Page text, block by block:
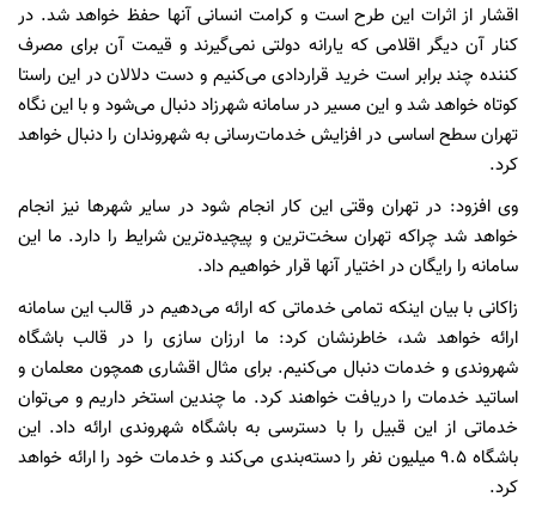
اقشار از اثرات این طرح است و کرامت انسانی آنها حفظ خواهد شد. در
کنار آن دیگر اقلامی که یارانه دولتی نمی‌گیرند و قیمت آن برای مصرف
کننده چند برابر است خرید قراردادی می‌کنیم و دست دلالان در این راستا
کوتاه خواهد شد و این مسیر در سامانه شهرزاد دنبال می‌شود و با این نگاه
تهران سطح اساسی در افزایش خدمات‌رسانی به شهروندان را دنبال خواهد
کرد.
وی افزود: در تهران وقتی این کار انجام شود در سایر شهرها نیز انجام
خواهد شد چراکه تهران سخت‌ترین و پیچیده‌ترین شرایط را دارد. ما این
سامانه را رایگان در اختیار آنها قرار خواهیم داد.
زاکانی با بیان اینکه تمامی خدماتی که ارائه می‌دهیم در قالب این سامانه
ارائه خواهد شد، خاطرنشان کرد: ما ارزان سازی را در قالب باشگاه
شهروندی و خدمات دنبال می‌کنیم. برای مثال اقشاری همچون معلمان و
اساتید خدمات را دریافت خواهند کرد. ما چندین استخر داریم و می‌توان
خدماتی از این قبیل را با دسترسی به باشگاه شهروندی ارائه داد. این
باشگاه ۹.۵ میلیون نفر را دسته‌بندی می‌کند و خدمات خود را ارائه خواهد
کرد.